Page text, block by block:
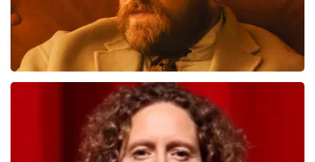
Teddy Swims
laatste 30 minuten
BESTEL NU